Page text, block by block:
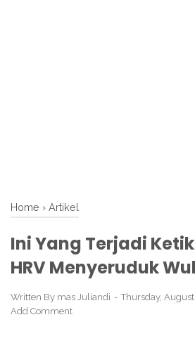
Home › Artikel
Ini Yang Terjadi
HRV Menyeruduk
Written By mas Juliandi
Thursday,
Add Comment